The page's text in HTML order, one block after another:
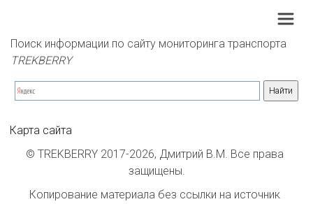
Поиск информации по сайту мониторинга транспорта
TREKBERRY
Карта сайта
© TREKBERRY 2017-2026, Дмитрий В.М. Все права
защищены.
Копирование материала без ссылки на источник